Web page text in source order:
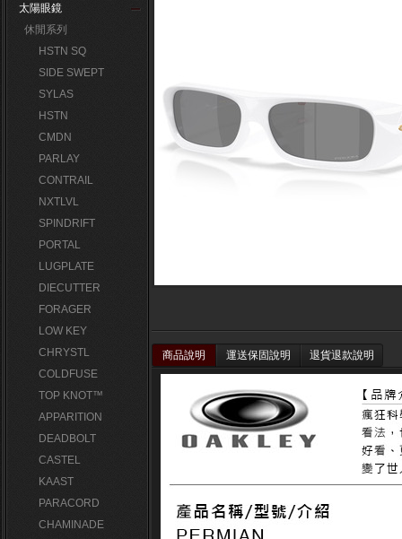
太陽眼鏡
休閒系列
HSTN SQ
SIDE SWEPT
SYLAS
HSTN
CMDN
PARLAY
CONTRAIL
NXTLVL
SPINDRIFT
PORTAL
LUGPLATE
DIECUTTER
FORAGER
LOW KEY
CHRYSTL
COLDFUSE
TOP KNOT™
APPARITION
DEADBOLT
CASTEL
KAAST
PARACORD
CHAMINADE
商品說明 運送保固說明 退貨退款說明